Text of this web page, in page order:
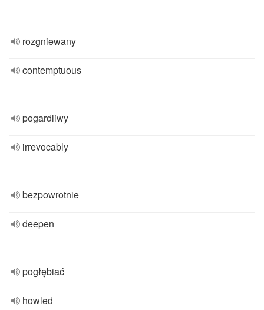
rozgniewany
contemptuous
pogardliwy
irrevocably
bezpowrotnie
deepen
pogłębiać
howled